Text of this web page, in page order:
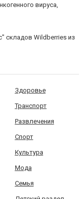
вируса,
складов Wildberries из
Здоровье
Транспорт
Развлечения
Спорт
Культура
Мода
Семья